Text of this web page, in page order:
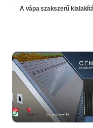
A vápa szakszerű